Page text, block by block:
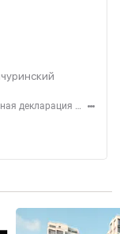
Застройщик — ООО СЗ «БазисИнвест». Проектная декларация — наш.дом.рф. Акция до 31.08.2026. Не оферта. Подробности — level.ru